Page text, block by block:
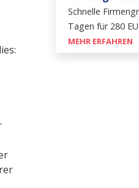
Schnelle
Tagen für 280
MEHR ERFAHREN